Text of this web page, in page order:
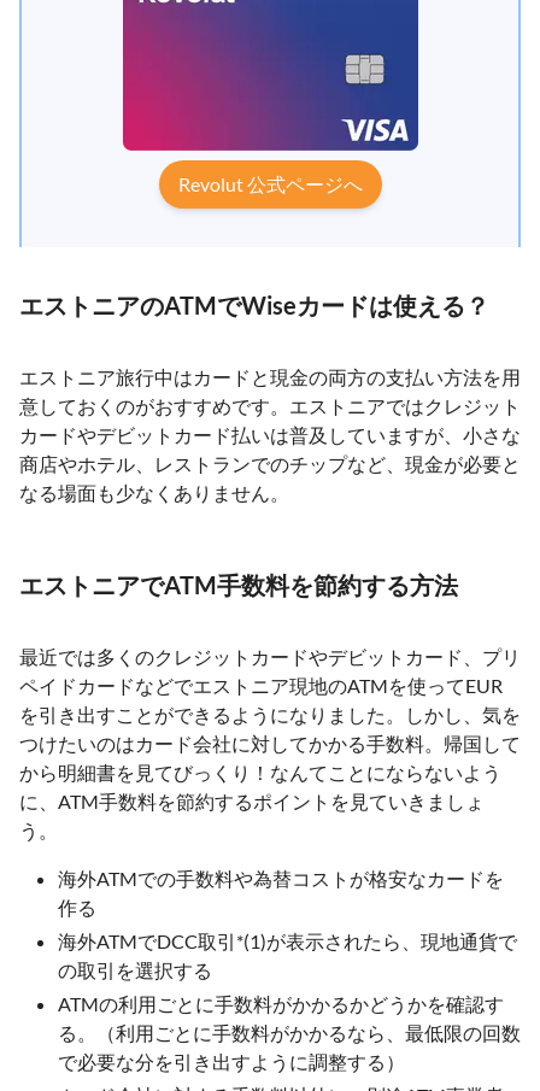
Revolut 公式ページへ
エストニアのATMでWiseカードは使える？
エストニア旅行中はカードと現金の両方の支払い方法を用
意しておくのがおすすめです。エストニアではクレジット
カードやデビットカード払いは普及していますが、小さな
商店やホテル、レストランでのチップなど、現金が必要と
なる場面も少なくありません。
エストニアでATM手数料を節約する方法
最近では多くのクレジットカードやデビットカード、プリ
ペイドカードなどでエストニア現地のATMを使ってEUR
を引き出すことができるようになりました。しかし、気を
つけたいのはカード会社に対してかかる手数料。帰国して
から明細書を見てびっくり！なんてことにならないよう
に、ATM手数料を節約するポイントを見ていきましょ
う。
海外ATMでの手数料や為替コストが格安なカードを
作る
海外ATMでDCC取引*(1)が表示されたら、現地通貨で
の取引を選択する
ATMの利用ごとに手数料がかかるかどうかを確認す
る。（利用ごとに手数料がかかるなら、最低限の回数
で必要な分を引き出すように調整する）